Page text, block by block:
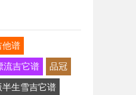
他谱
流吉它谱 品冠
半生雪吉它谱